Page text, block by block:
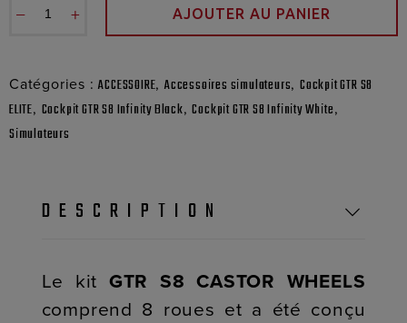
− + AJOUTER AU PANIER
Catégories :ACCESSOIRE,Accessoires simulateurs,Cockpit GTR S8
ELITE, Cockpit GTR S8 Infinity Black,Cockpit GTR S8 Infinity White,
Simulateurs
DESCRIPTION
Le kit GTR S8 CASTOR WHEELS
comprend 8 roues et a été conçu